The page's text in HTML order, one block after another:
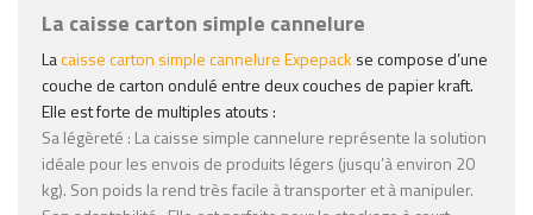
La caisse carton simple cannelure
Lacaisse carton simple cannelureExpepack se compose d’une
couche de carton ondulé entre deux couches de papier kraft.
Elle est forte de multiples atouts :
Sa légèreté : Lacaisse simple cannelure représente la solution
idéale pour les envois de produits légers (jusqu’à environ 20
kg). Son poids la rend très facile à transporter et à manipuler.